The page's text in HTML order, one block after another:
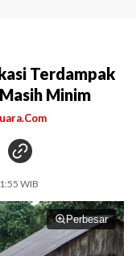
Terdampak
Minim
WIB
Perbesar